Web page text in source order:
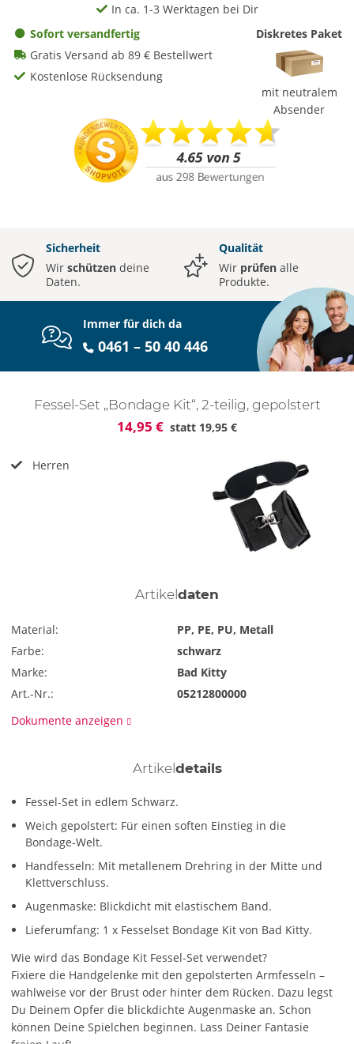
In ca. 1-3 Werktagen bei Dir
Sofort versandfertig
Gratis Versand ab 89 € Bestellwert
Kostenlose Rücksendung
Diskretes Paket
mit neutralem
Absender
Sicherheit
Wir schützen deine
Daten.
Qualität
Wir prüfen alle
Produkte.
Immer für dich da
0461 – 50 40 446
Fessel-Set „Bondage Kit“, 2-teilig, gepolstert
14,95 € statt 19,95 €
Herren
Artikeldaten
Material:
PP, PE, PU, Metall
Farbe:
schwarz
Marke:
Bad Kitty
Art.-Nr.:
05212800000
Dokumente anzeigen
Artikeldetails
Fessel-Set in edlem Schwarz.
Weich gepolstert: Für einen soften Einstieg in die
Bondage-Welt.
Handfesseln: Mit metallenem Drehring in der Mitte und
Klettverschluss.
Augenmaske: Blickdicht mit elastischem Band.
Lieferumfang: 1 x Fesselset Bondage Kit von Bad Kitty.
Wie wird das Bondage Kit Fessel-Set verwendet?
Fixiere die Handgelenke mit den gepolsterten Armfesseln –
wahlweise vor der Brust oder hinter dem Rücken. Dazu legst
Du Deinem Opfer die blickdichte Augenmaske an. Schon
können Deine Spielchen beginnen. Lass Deiner Fantasie